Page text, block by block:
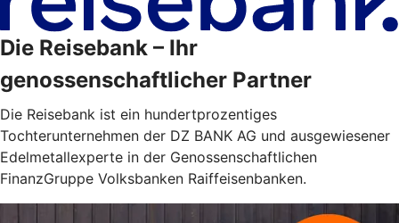
Die Reisebank – Ihr
genossenschaftlicher Partner
Die Reisebank ist ein hundertprozentiges
Tochterunternehmen der DZ BANK AG und ausgewiesener
Edelmetallexperte in der Genossenschaftlichen
FinanzGruppe Volksbanken Raiffeisenbanken.